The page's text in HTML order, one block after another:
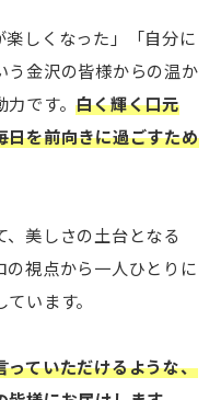
楽しくなった」「自分に
う金沢の皆様からの温か
力です。白く輝く口元
日を前向きに過ごすため
美しさの土台となる
の視点から一人ひとりに
います。
っていただけるような、